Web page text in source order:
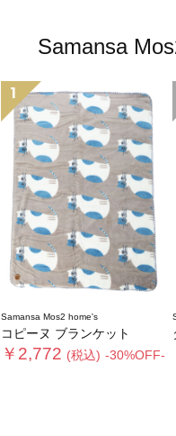
Samansa
1
Samansa Mos2 home's
コピーヌ ブランケット
￥2,772 (税込) -30%OFF-